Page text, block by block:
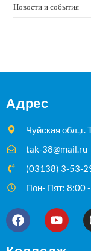
Новости и события
Адрес
Чуйская обл.,г.
tak-38@mail.ru
(03138) 3-53-
Пон- Пят: 8:00